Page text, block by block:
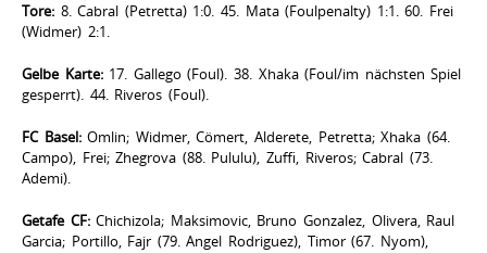
Tore: 8. Cabral (Petretta) 1:0. 45. Mata (Foulpenalty) 1:1. 60. Frei
(Widmer) 2:1.
Gelbe Karte:17. Gallego (Foul). 38. Xhaka (Foul/im nächsten Spiel
gesperrt). 44. Riveros (Foul).
FC Basel:Omlin; Widmer, Cömert, Alderete, Petretta; Xhaka (64.
Campo), Frei; Zhegrova (88. Pululu), Zuffi, Riveros; Cabral (73.
Ademi).
Getafe CF:Chichizola; Maksimovic, Bruno Gonzalez, Olivera, Raul
Garcia; Portillo, Fajr (79. Angel Rodriguez), Timor (67. Nyom),